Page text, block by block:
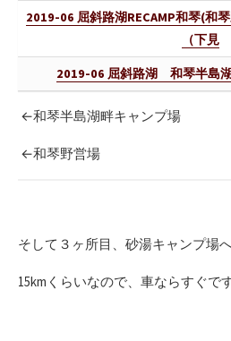
2019-06 屈斜路湖RECAMP和琴(和
（下見
2019-06 屈斜路湖 和琴半島
←和琴半島湖畔キャンプ場
←和琴野営場
そして３ヶ所目、砂湯キャンプ場
15kmくらいなので、車ならすぐです